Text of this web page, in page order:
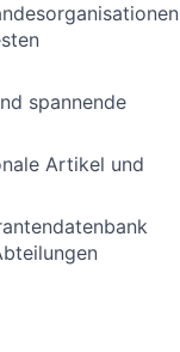
spannende
Artikel und